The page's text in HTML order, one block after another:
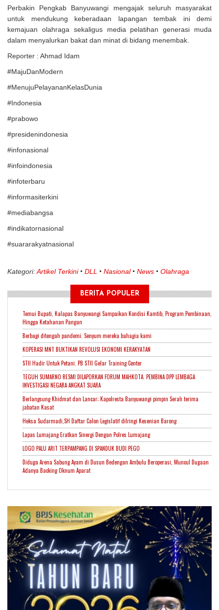
Perbakin Pengkab Banyuwangi mengajak seluruh masyarakat
untuk mendukung keberadaan lapangan tembak ini demi
kemajuan olahraga sekaligus media pelatihan generasi muda
dalam menyalurkan bakat dan minat di bidang menembak.
Reporter : Ahmad Idam
#MajuDanModern
#MenujuPelayananKelasDunia
#Indonesia
#prabowo
#presidenindonesia
#infonasional
#infoindonesia
#infoterbaru
#informasiterkini
#mediabangsa
#indikatornasional
#suararakyatnasional
Kategori:Artikel Terkini DLL Nasional News Olahraga
BERITA POPULER
Temui Bupati, Kalapas Banyuwangi Sampaikan Kondisi Kamtib, Program Pembinaan,
Hingga Ketahanan Pangan
Berbagi ditengah pandemi. Senyum mereka bahagia kami
KOPERASI MNT BUKTIKAN REVOLUSI EKONOMI KERAKYATAN
STII Hadir Untuk Petani. PB STII Gelar Training Center
TEGUH SUMARNO RESMI DILAPORKAN FORUM MAHKOTA. PEMBINA DPP LEMBAGA
INVESTIGASI NEGARA ANGKAT SUARA
Berlangsung Khidmat dan Lancar; Kapolresta Banyuwangi pimpin Serah terima
jabatan Kasat
Heksa Sudarmadi,SH Daftar Calon Legislatif diIringi Kesenian Barong
Lapas Lumajang Eratkan Sinergi Dengan Polres Lumajang
LOGO PALU ARIT TERPAMPANG DI SPANDUK BUDI PEGO
Diduga Arena Sabung Ayam di Dusun Bedengan Ambulu Beroperasi, Muncul Dugaan
Adanya Backing Oknum Aparat